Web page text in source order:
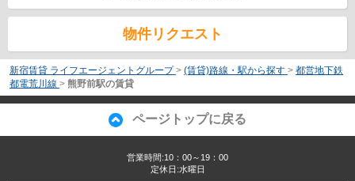
物件リクエスト
新宿賃貸 ライフエージェントグループ > (賃貸)路線・駅から探す > 都営地下鉄
都電荒川線 > 熊野前駅の賃貸
ページトップに戻る
営業時間:10：00～19：00
定休日:水曜日